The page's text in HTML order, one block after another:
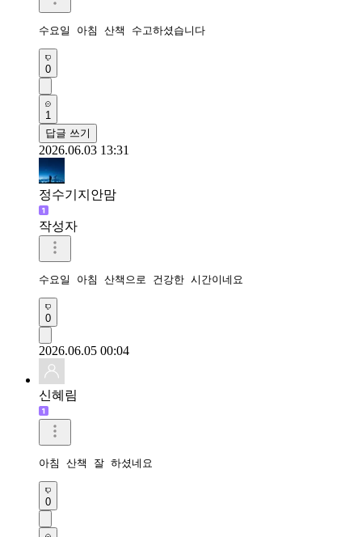
수요일 아침 산책 수고하셨습니다
0
1
답글 쓰기
2026.06.03 13:31
정수기지안맘
작성자
수요일 아침 산책으로 건강한 시간이네요
0
2026.06.05 00:04
신혜림
아침 산책 잘 하셨네요
0